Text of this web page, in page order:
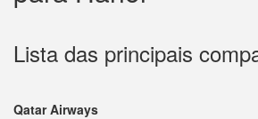
Lista das principais
Qatar Airways